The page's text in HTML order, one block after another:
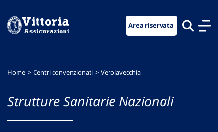
menu
contenuto
footer
Area riservata
Home Centri convenzionati Verolavecchia
Strutture Sanitarie Nazionali